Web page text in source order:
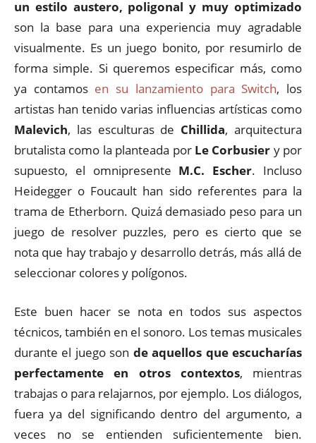
un estilo austero, poligonal y muy optimizado
son la base para una experiencia muy agradable
visualmente. Es un juego bonito, por resumirlo de
forma simple. Si queremos especificar más, como
ya contamos en su lanzamiento para Switch, los
artistas han tenido varias influencias artísticas como
Malevich, las esculturas de Chillida, arquitectura
brutalista como la planteada porLe Corbusier y por
supuesto, el omnipresente M.C. Escher. Incluso
Heidegger o Foucault han sido referentes para la
trama de Etherborn. Quizá demasiado peso para un
juego de resolver puzzles, pero es cierto que se
nota que hay trabajo y desarrollo detrás, más allá de
seleccionar colores y polígonos.
Este buen hacer se nota en todos sus aspectos
técnicos, también en el sonoro. Los temas musicales
durante el juego son de aquellos que escucharías
perfectamente en otros contextos, mientras
trabajas o para relajarnos, por ejemplo. Los diálogos,
fuera ya del significando dentro del argumento, a
veces no se entienden suficientemente bien.